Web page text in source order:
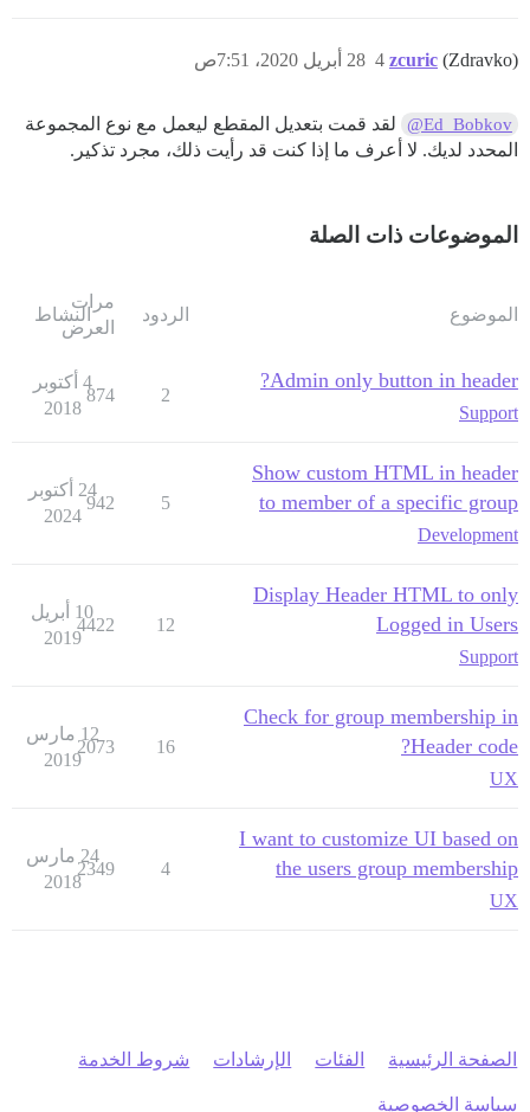
zcuric (Zdravko) 28 أبريل 2020، 7:51ص 4
@Ed_Bobkov
لقد قمت بتعديل المقطع ليعمل مع نوع المجموعة
المحدد لديك. لا أعرف ما إذا كنت قد رأيت ذلك، مجرد تذكير.
الموضوعات ذات الصلة
الموضوع الردود
مرات
العرض
النشاط
Admin only button in header?
Support
2
874
4 أكتوبر
2018
Show custom HTML in header
to member of a specific group
Development
5
942
24 أكتوبر
2024
Display Header HTML to only
Logged in Users
Support
12
4422
10 أبريل
2019
Check for group membership in
Header code?
UX
16
2073
12 مارس
2019
I want to customize UI based on
the users group membership
UX
4
2349
24 مارس
2018
الصفحة الرئيسية الفئات الإرشادات شروط الخدمة
سياسة الخصوصية